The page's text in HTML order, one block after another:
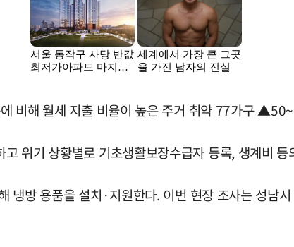
비해 월세 지출 비율이 높은 주거 취약 77가구
위기 상황별로 기초생활보장수급자 등록, 생계비
냉방 용품을 설치·지원한다. 이번 현장 조사는 성남